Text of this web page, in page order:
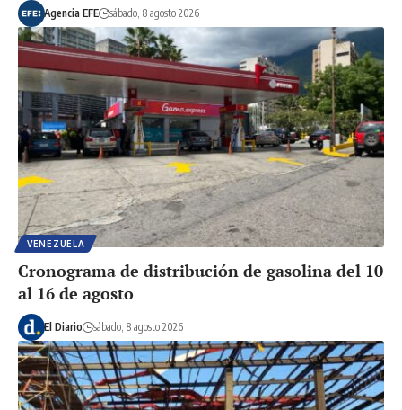
Agencia EFE sábado, 8 agosto 2026
VENEZUELA
Cronograma de distribución de gasolina del 10
al 16 de agosto
El Diario sábado, 8 agosto 2026